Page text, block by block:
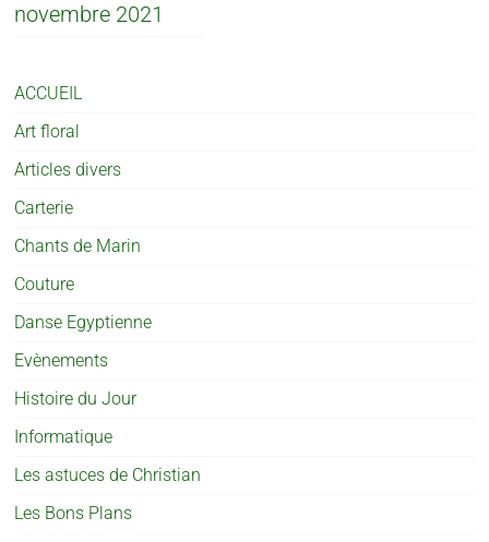
novembre 2021
ACCUEIL
Art floral
Articles divers
Carterie
Chants de Marin
Couture
Danse Egyptienne
Evènements
Histoire du Jour
Informatique
Les astuces de Christian
Les Bons Plans